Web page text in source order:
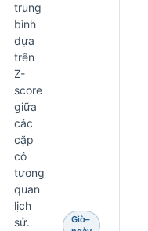
trung
bình
dựa
trên
Z-
score
giữa
các
cặp
có
tương
quan
lịch
sử.
Giờ–